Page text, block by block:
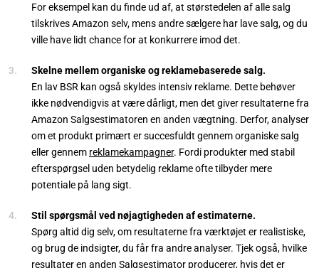
For eksempel kan du finde ud af, at størstedelen af alle salg
tilskrives Amazon selv, mens andre sælgere har lave salg, og du
ville have lidt chance for at konkurrere imod det.
Skelne mellem organiske og reklamebaserede salg.
En lav BSR kan også skyldes intensiv reklame. Dette behøver
ikke nødvendigvis at være dårligt, men det giver resultaterne fra
Amazon Salgsestimatoren en anden vægtning. Derfor, analyser
om et produkt primært er succesfuldt gennem organiske salg
eller gennem reklamekampagner. Fordi produkter med stabil
efterspørgsel uden betydelig reklame ofte tilbyder mere
potentiale på lang sigt.
Stil spørgsmål ved nøjagtigheden af estimaterne.
Spørg altid dig selv, om resultaterne fra værktøjet er realistiske,
og brug de indsigter, du får fra andre analyser. Tjek også, hvilke
resultater en anden Salgsestimator producerer, hvis det er